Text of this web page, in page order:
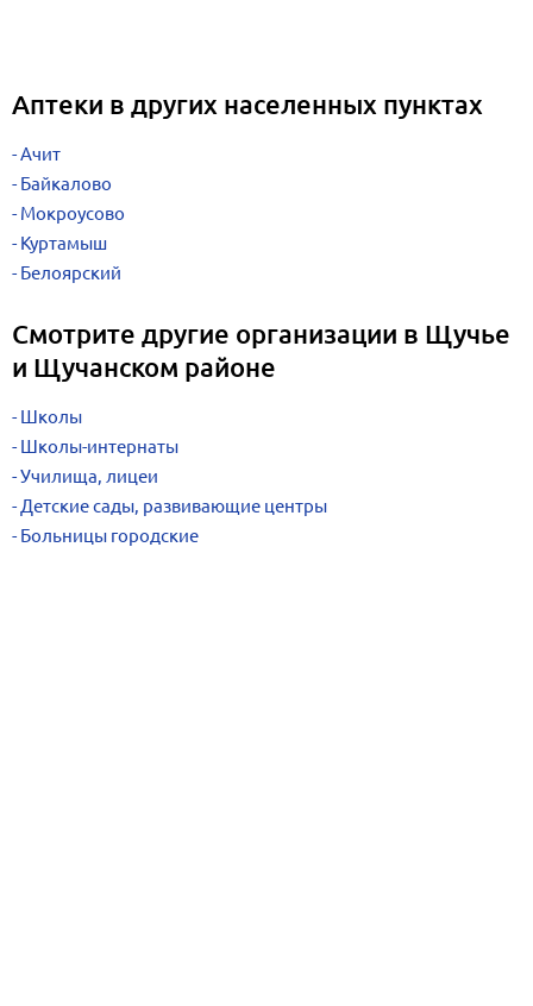
Аптеки в других населенных пунктах
Ачит
Байкалово
Мокроусово
Куртамыш
Белоярский
Смотрите другие организации в Щучье
и Щучанском районе
Школы
Школы-интернаты
Училища, лицеи
Детские сады, развивающие центры
Больницы городские